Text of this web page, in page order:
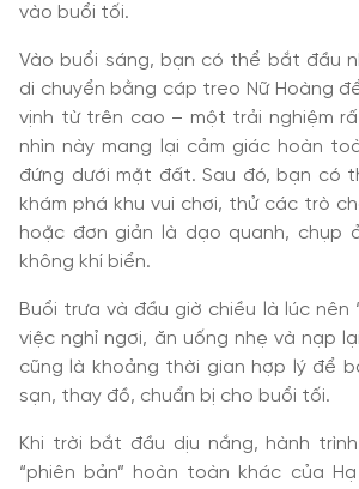
vào buổi tối.
Vào buổi sáng, bạn có thể bắt đầu
di chuyển bằng cáp treo Nữ Hoàng
vịnh từ trên cao – một trải nghiệm
nhìn này mang lại cảm giác hoàn
đứng dưới mặt đất. Sau đó, bạn có
khám phá khu vui chơi, thử các trò
hoặc đơn giản là dạo quanh, chụp
không khí biển.
Buổi trưa và đầu giờ chiều là lúc nên
việc nghỉ ngơi, ăn uống nhẹ và nạp
cũng là khoảng thời gian hợp lý để
sạn, thay đồ, chuẩn bị cho buổi tối.
Khi trời bắt đầu dịu nắng, hành
“phiên bản” hoàn toàn khác của